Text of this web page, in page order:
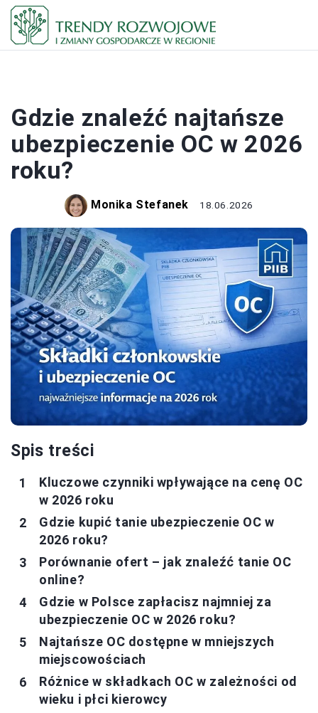
Gdzie znaleźć najtańsze
ubezpieczenie OC w 2026
roku?
Monika Stefanek 18.06.2026
Spis treści
Kluczowe czynniki wpływające na cenę OC
w 2026 roku
Gdzie kupić tanie ubezpieczenie OC w
2026 roku?
Porównanie ofert – jak znaleźć tanie OC
online?
Gdzie w Polsce zapłacisz najmniej za
ubezpieczenie OC w 2026 roku?
Najtańsze OC dostępne w mniejszych
miejscowościach
Różnice w składkach OC w zależności od
wieku i płci kierowcy